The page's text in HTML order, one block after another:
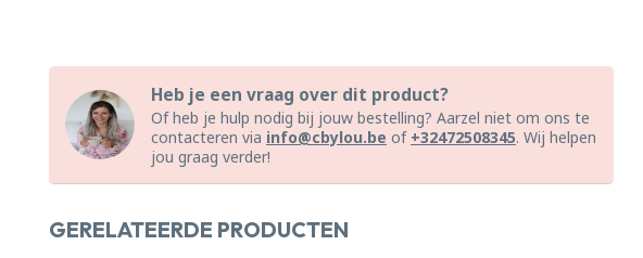
Heb je een vraag over dit product?
Of heb je hulp nodig bij jouw bestelling? Aarzel niet om ons te
contacteren via info@cbylou.be of +32472508345. Wij helpen
jou graag verder!
GERELATEERDE PRODUCTEN